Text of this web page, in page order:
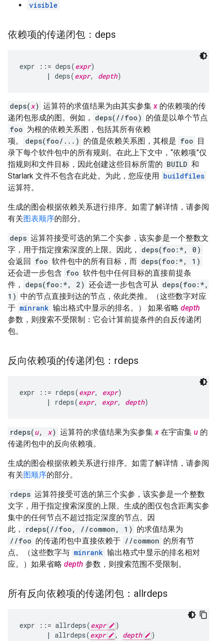
visible
依赖项的传递闭包：deps
expr ::= deps(expr)
       | deps(
expr, depth
deps(x) 运算符的求值结果为由其实参集x 的依赖项的传
递闭包形成的图。例如，
deps(//foo) 的值是以单个节点
foo 为根的依赖关系图，包括其所有依赖
项。
deps(foo/...) 的值是依赖关系图，其根是 foo
目
录下每个软件包中的所有规则。在此上下文中，“依赖项”仅
指规则和文件目标，因此创建这些目标所需的 BUILD 和
Starlark 文件不包含在此处。为此，您应使用
buildfiles
运算符。
生成的图会根据依赖关系进行排序。如需了解详情，请参阅
有关图表顺序的部分。
deps 运算符接受可选的第二个实参，该实参是一个整数文
字，用于指定搜索深度的上限。因此，
deps(foo:*, 0)
会返回
foo 软件包中的所有目标，而 deps(foo:*, 1)
还会进一步包含 foo 软件包中任何目标的直接前提条
件，
deps(foo:*, 2) 还会进一步包含可从 deps(foo:*,
1) 中的节点直接到达的节点，依此类推。（这些数字对应
于 minrank 输出格式中显示的排名。） 如果省略 depth
参数，则搜索不受限制：它会计算前提条件的自反传递闭
包。
反向依赖项的传递闭包：rdeps
expr ::= rdeps(expr, expr)
       | rdeps(
expr, expr, depth
rdeps(u, x) 运算符的求值结果为实参集x 在宇宙集 u 的
传递闭包中的反向依赖项。
生成的图会根据依赖关系进行排序。如需了解详情，请参阅
有关图顺序的部分。
rdeps 运算符接受可选的第三个实参，该实参是一个整数
文字，用于指定搜索深度的上限。生成的图仅包含距离实参
集中的任何节点不超过指定深度的节点。因
此，
rdeps(//foo, //common, 1) 的求值结果为
//foo 的传递闭包中直接依赖于 //common 的所有节
点。（这些数字与 minrank 输出格式中显示的排名相对
应。）如果省略 depth 参数，则搜索范围不受限制。
所有反向依赖项的传递闭包：allrdeps
expr ::= allrdeps(expr
)
|
allrdeps(expr , depth )